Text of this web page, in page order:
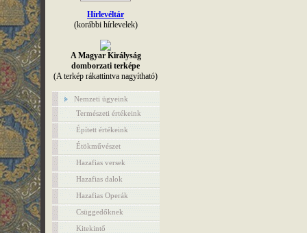
Hírlevéltár
(korábbi hírlevelek)
A Magyar Királyság
domborzati terképe
(A terkép rákattintva nagyítható)
Nemzeti ügyeink
Természeti értékeink
Épített értékeink
Étökművészet
Hazafias versek
Hazafias dalok
Hazafias Operák
Csüggedőknek
Kitekintő